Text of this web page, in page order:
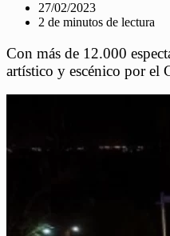
27/02/2023
2 de minutos de lectura
Con más de 12.000
artístico y escénico por el